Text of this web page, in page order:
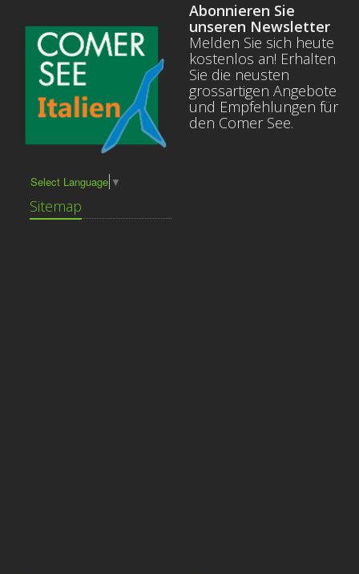
Select Language ▼
Sitemap
Abonnieren Sie
unseren Newsletter
Melden Sie sich heute
kostenlos an! Erhalten
Sie die neusten
grossartigen Angebote
und Empfehlungen für
den Comer See.